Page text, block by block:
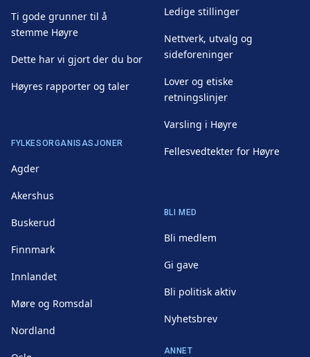
Ti gode grunner til å
stemme Høyre
Dette har vi gjort der du bor
Høyres rapporter og taler
Ledige stillinger
Nettverk, utvalg og
sideforeninger
Lover og etiske
retningslinjer
Varsling i Høyre
Fellesvedtekter for Høyre
FYLKESORGANISASJONER
Agder
Akershus
Buskerud
Finnmark
Innlandet
Møre og Romsdal
Nordland
BLI MED
Bli medlem
Gi gave
Bli politisk aktiv
Nyhetsbrev
ANNET